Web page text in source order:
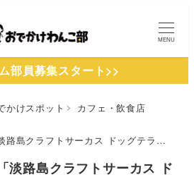
MENU
部員募集スタート>>
かけスポット
カフェ・飲食店
島クラフトサーカス ドッグテラス」
淡路島クラフトサーカス ド